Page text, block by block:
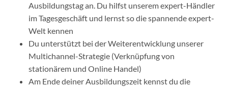
Ausbildungstag an. Du hilfst unserem expert-Händler
im Tagesgeschäft und lernst so die spannende expert-
Welt kennen
Du unterstützt bei der Weiterentwicklung unserer
Multichannel-Strategie (Verknüpfung von
stationärem und Online Handel)
Am Ende deiner Ausbildungszeit kennst du die